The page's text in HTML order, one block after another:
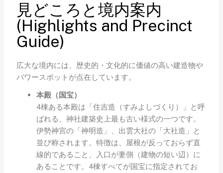
見どころと境内案内
(Highlights and Precinct
Guide)
広大な境内には、歴史的・文化的に価値の高い建造物や
パワースポットが点在しています。
本殿（国宝）
4棟ある本殿は「住吉造（すみよしづくり）」と呼
ばれる、神社建築史上最も古い様式の一つです。
伊勢神宮の「神明造」、出雲大社の「大社造」と
並び称されます。特徴は、屋根が反っておらず直
線的であること、入口が妻側（建物の短い辺）に
あることです。4棟すべてが国宝に指定されてお